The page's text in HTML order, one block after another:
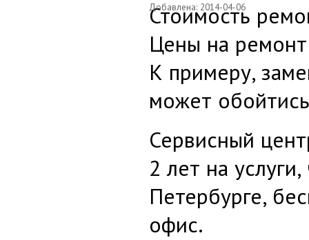
Добавлена: 2014-04-06
Стоимость
Цены на ремонт
К примеру,
может
Сервисный
2 лет на
Петербурге,
офис.